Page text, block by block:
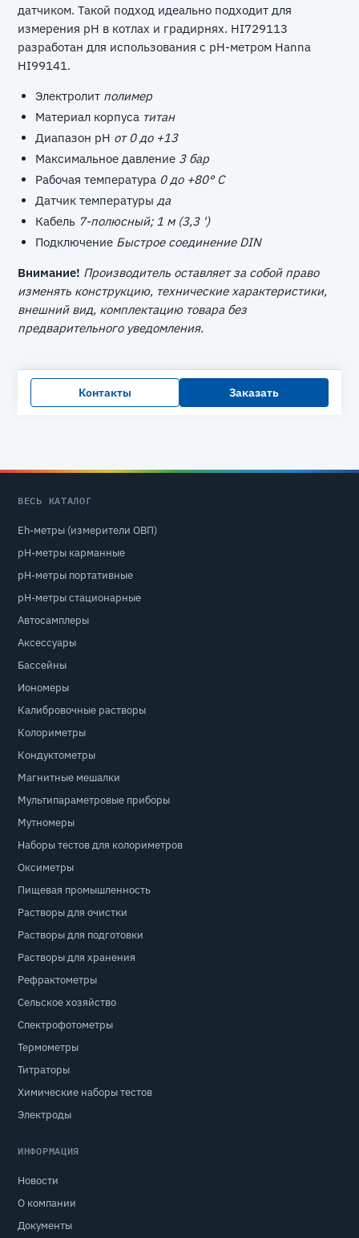
датчиком. Такой подход идеально подходит для
измерения pH в котлах и градирнях. HI729113
разработан для использования с pH-метром Hanna
HI99141.
Электролит полимер
Материал корпуса титан
Диапазон pH от 0 до +13
Максимальное давление 3 бар
Рабочая температура 0 до +80° C
Датчик температуры да
Кабель 7-полюсный; 1 м (3,3 ')
Подключение Быстрое соединение DIN
Внимание! Производитель оставляет за собой право
изменять конструкцию, технические характеристики,
внешний вид, комплектацию товара без
предварительного уведомления.
Контакты Заказать
ВЕСЬ КАТАЛОГ
Eh-метры (измерители ОВП)
pH-метры карманные
pH-метры портативные
pH-метры стационарные
Автосамплеры
Аксессуары
Бассейны
Иономеры
Калибровочные растворы
Колориметры
Кондуктометры
Магнитные мешалки
Мультипараметровые приборы
Мутномеры
Наборы тестов для колориметров
Оксиметры
Пищевая промышленность
Растворы для очистки
Растворы для подготовки
Растворы для хранения
Рефрактометры
Сельское хозяйство
Спектрофотометры
Термометры
Титраторы
Химические наборы тестов
Электроды
ИНФОРМАЦИЯ
Новости
О компании
Документы